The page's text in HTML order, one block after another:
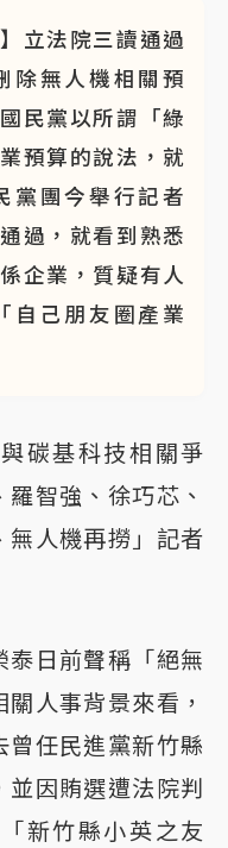
立法院三讀通過
除無人機相關預
民黨以所謂「綠
預算的說法，就
黨團今舉行記者
過，就看到熟悉
企業，質疑有人
自己朋友圈產業
碳基科技相關爭
智強、徐巧芯、
無人機再撈」記者
泰日前聲稱「絕無
人事背景來看，
任民進黨新竹縣
因賄選遭法院判
新竹縣小英之友